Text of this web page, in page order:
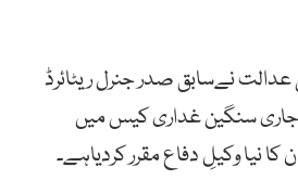
نےسابق صدر جنرل ریٹائرڈ
سنگین غداری کیس میں
کا نیا وکیلِ دفاع مقرر کردیاہے۔